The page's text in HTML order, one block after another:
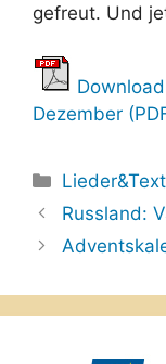
gefreut. Und
Dezember
Kategorien
Russland: